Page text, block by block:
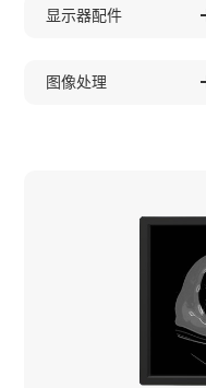
显示器配件
图像处理